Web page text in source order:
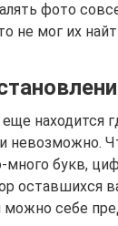
фото
не мог их
находится
невозможно.
букв,
оставшихся
себе